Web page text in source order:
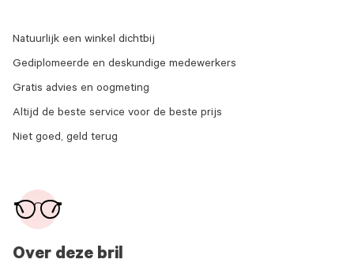
Over deze bril
Natuurlijk een winkel dichtbij
Gediplomeerde en deskundige medewerkers
Gratis advies en oogmeting
Altijd de beste service voor de beste prijs
Niet goed, geld terug